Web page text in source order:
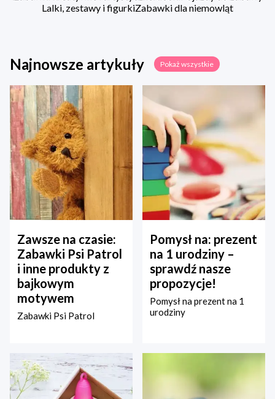
Lalki, zestawy i figurkiZabawki dla niemowląt
Najnowsze artykuły Pokaż wszystkie
Zawsze na czasie:
Zabawki Psi Patrol
i inne produkty z
bajkowym
motywem
Zabawki Psi Patrol
Pomysł na: prezent
na 1 urodziny –
sprawdź nasze
propozycje!
Pomysł na prezent na 1
urodziny